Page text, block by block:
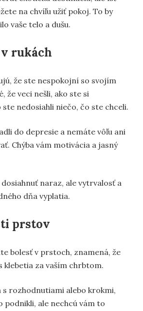
na chvíľu užiť pokoj. To by
vaše telo a dušu.
rukách
že ste nespokojní so svojím
že veci nešli, ako ste si
ste nedosiahli niečo, čo ste chceli.
do depresie a nemáte vôľu ani
Chýba vám motivácia a jasný
naraz, ale vytrvalosť a
dňa vyplatia.
prstov
bolesť v prstoch, znamená, že
klebetia za vaším chrbtom.
s rozhodnutiami alebo krokmi,
podnikli, ale nechcú vám to